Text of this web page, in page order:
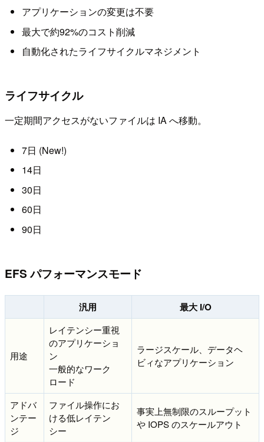
アプリケーションの変更は不要
最大で約92%のコスト削減
自動化されたライフサイクルマネジメント
ライフサイクル
一定期間アクセスがないファイルは IA へ移動。
7日 (New!)
14日
30日
60日
90日
EFS パフォーマンスモード
汎用 最大 I/O
用途
レイテンシー重視
のアプリケーショ
ン
一般的なワーク
ロード
ラージスケール、データヘ
ビィなアプリケーション
アドバ
ンテー
ジ
ファイル操作にお
ける低レイテン
シー
事実上無制限のスループット
や IOPS のスケールアウト